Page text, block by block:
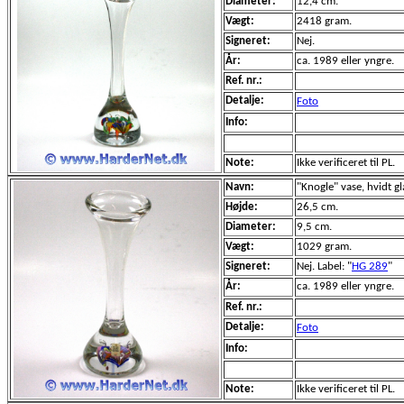
Vægt:
2418 gram.
Signeret:
Nej.
År:
ca. 1989 eller yngre.
Ref. nr.:
Detalje:
Foto
Info:
Note: Ikke verificeret til PL.
Navn:
"Knogle" vase, hvidt
Højde:
26,5 cm.
Diameter:
9,5 cm.
Vægt:
1029 gram.
Signeret:
Nej. Label: "HG 289"
År:
ca. 1989 eller yngre.
Ref. nr.:
Detalje:
Foto
Info:
Note: Ikke verificeret til PL.